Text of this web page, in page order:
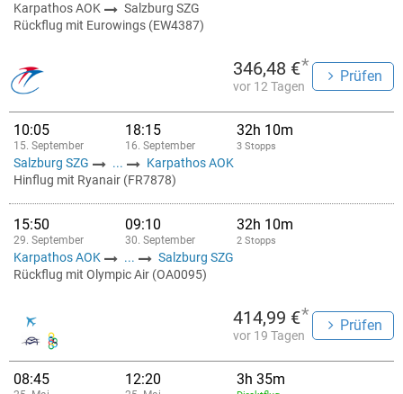
Karpathos AOK
Salzburg SZG
Rückflug mit Eurowings (EW4387)
346,48 €*
vor 12 Tagen
Prüfen
10:05
15. September
18:15
16. September
32h 10m
3 Stopps
Salzburg SZG ...
Karpathos AOK
Hinflug mit Ryanair (FR7878)
15:50
29. September
09:10
30. September
32h 10m
2 Stopps
Karpathos AOK ...
Salzburg SZG
Rückflug mit Olympic Air (OA0095)
414,99 €*
vor 19 Tagen
Prüfen
08:45 12:20 3h 35m